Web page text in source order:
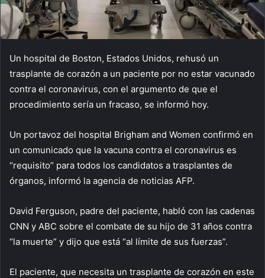
Un hospital de Boston, Estados Unidos, rehusó un
trasplante de corazón a un paciente por no estar vacunado
contra el coronavirus, con el argumento de que el
procedimiento sería un fracaso, se informó hoy.
Un portavoz del hospital Brigham and Women confirmó en
un comunicado que la vacuna contra el coronavirus es
“requisito” para todos los candidatos a trasplantes de
órganos, informó la agencia de noticias AFP.
David Ferguson, padre del paciente, habló con las cadenas
CNN y ABC sobre el combate de su hijo de 31 años contra
“la muerte” y dijo que está “al límite de sus fuerzas”.
El paciente, que necesita un trasplante de corazón en este